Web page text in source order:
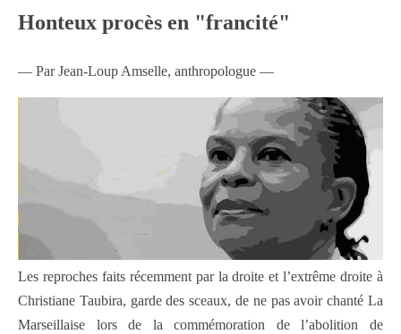
Honteux procès en "francité"
— Par Jean-Loup Amselle, anthropologue —
Les reproches faits récemment par la droite et l’extrême droite à
Christiane Taubira, garde des sceaux, de ne pas avoir chanté La
Marseillaise lors de la commémoration de l’abolition de